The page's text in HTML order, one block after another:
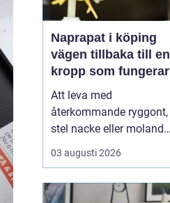
Naprapat i köping
vägen tillbaka till en
kropp som fungerar
Att leva med
återkommande ryggont,
stel nacke eller molande
värk i axlar och höfter
sliter på både ork och
länge innan de söker
03 augusti 2026